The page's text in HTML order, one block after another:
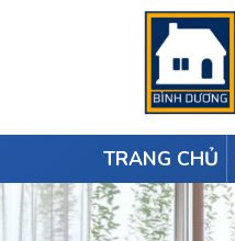
TRANG CHỦ